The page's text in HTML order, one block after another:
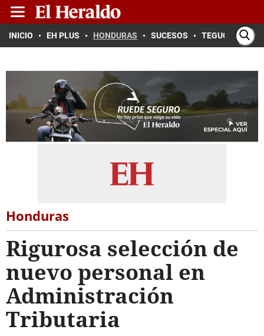
INICIO EH PLUS HONDURAS SUCESOS TEGUCIGALPA
Honduras
Rigurosa selección de
nuevo personal en
Administración
Tributaria